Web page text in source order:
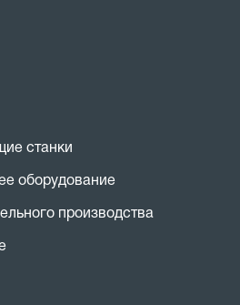
станки
оборудование
производства